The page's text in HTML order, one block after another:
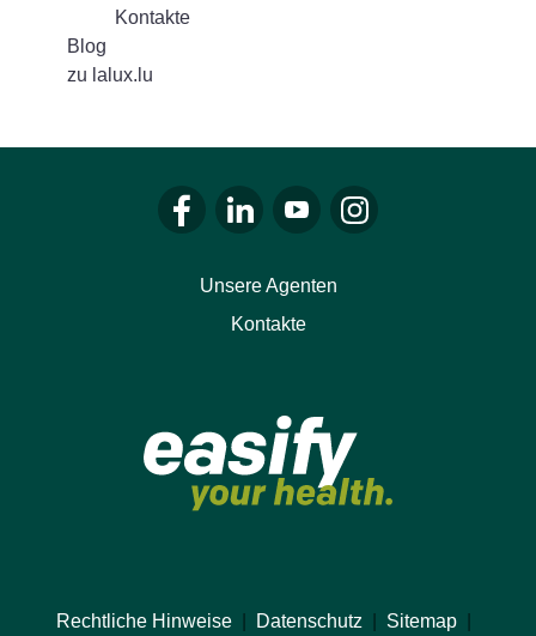
Kontakte
Blog
zu lalux.lu
Zum Facebook von LALUX gehen
Zum LinkedIn von LALUX gehen
Zum YouTube von LALUX
Zum Instagram von
Unsere Agenten
Kontakte
Rechtliche Hinweise Datenschutz Sitemap